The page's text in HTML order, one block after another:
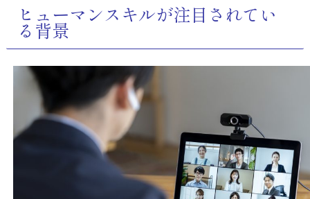
ヒューマンスキルが注目されてい
る背景